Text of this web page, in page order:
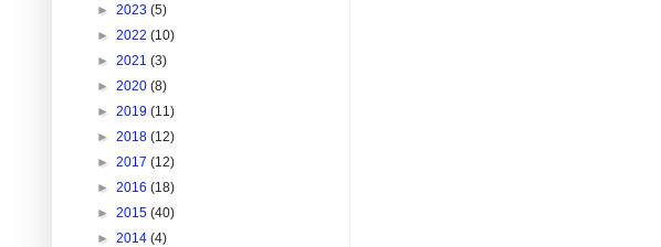
► 2023 (5)
► 2022 (10)
► 2021 (3)
► 2020 (8)
► 2019 (11)
► 2018 (12)
► 2017 (12)
► 2016 (18)
► 2015 (40)
► 2014 (4)